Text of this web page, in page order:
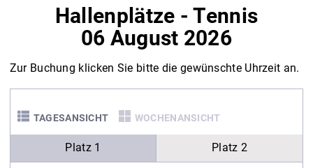
Hallenplätze - Tennis
06 August 2026
Zur Buchung klicken Sie bitte die gewünschte Uhrzeit an.
TAGESANSICHT WOCHENANSICHT
Platz 1 Platz 2